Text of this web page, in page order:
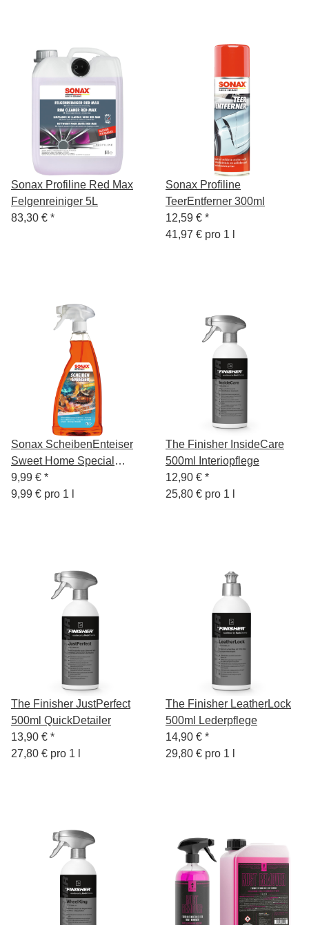
Sonax Profiline Red Max
Felgenreiniger 5L
83,30 € *
Sonax Profiline
TeerEntferner 300ml
12,59 € *
41,97 € pro 1 l
Sonax ScheibenEnteiser
Sweet Home Special
Edition 1L
9,99 € *
9,99 € pro 1 l
The Finisher InsideCare
500ml Interiopflege
12,90 € *
25,80 € pro 1 l
The Finisher JustPerfect
500ml QuickDetailer
13,90 € *
27,80 € pro 1 l
The Finisher LeatherLock
500ml Lederpflege
14,90 € *
29,80 € pro 1 l